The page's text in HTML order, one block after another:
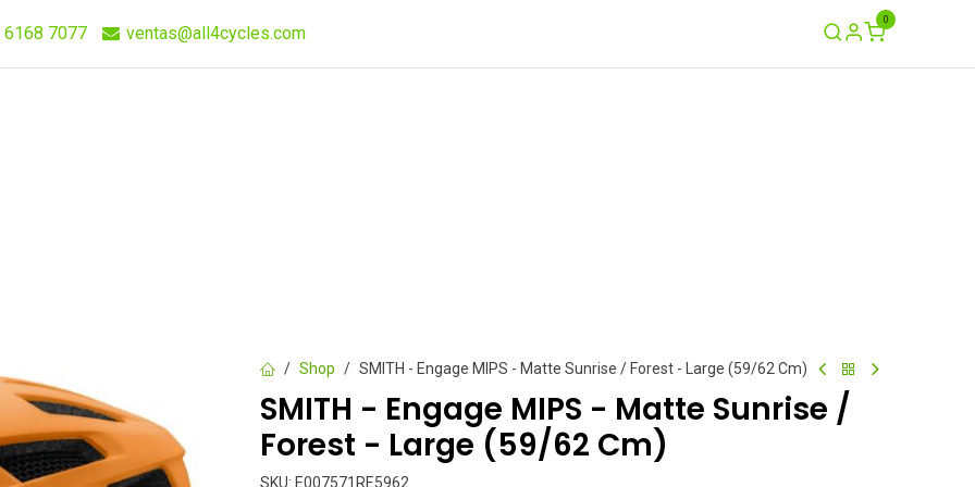
6168 7077 ventas@all4cycles.com
0
Shop SMITH - Engage MIPS - Matte Sunrise / Forest - Large (59/62 Cm)
SMITH - Engage MIPS - Matte Sunrise /
Forest - Large (59/62 Cm)
SKU: E007571RE5962